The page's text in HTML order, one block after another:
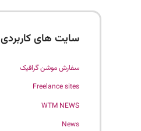
سایت های کاربردی
سفارش موشن گرافیک
Freelance sites
WTM NEWS
News